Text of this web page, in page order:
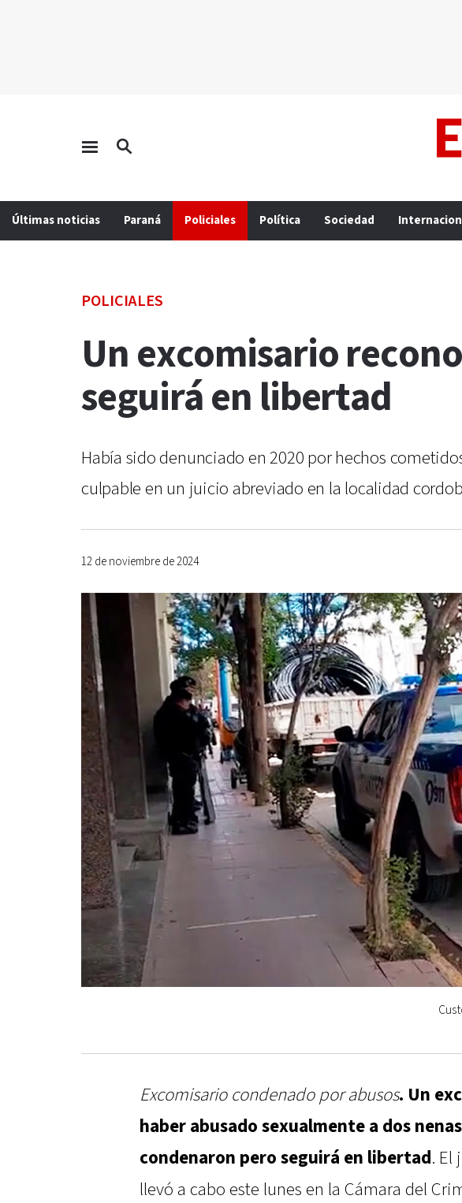
Últimas noticias Paraná Policiales Política Sociedad
POLICIALES
Un excomisario
seguirá en libertad
Había sido denunciado en 2020 por hechos
culpable en un juicio abreviado en la localidad
12 de noviembre de 2024
Excomisario condenado por abusos. Un
haber abusado sexualmente a dos
condenaron pero seguirá en libertad. El
llevó a cabo este lunes en la Cámara del